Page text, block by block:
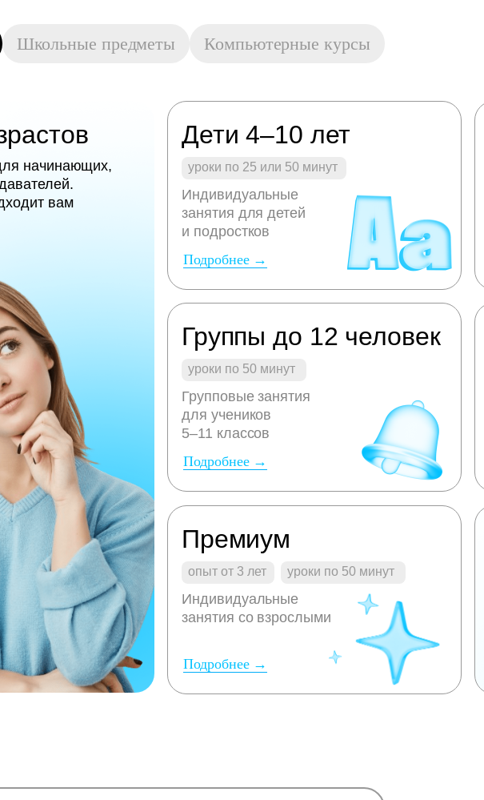
Школьные предметы Компьютерные курсы
начинающих,
вам
Дети 4–10 лет
уроки по 25 или 50 минут
Индивидуальные
занятия для детей
и подростков
Подробнее →
Групповые занятия
для учеников
5–11 классов
уроки по 50 минут
Группы до 12 человек
Подробнее →
Премиум
опыт от 3 лет уроки по 50 минут
Индивидуальные
занятия со взрослыми
Подробнее →